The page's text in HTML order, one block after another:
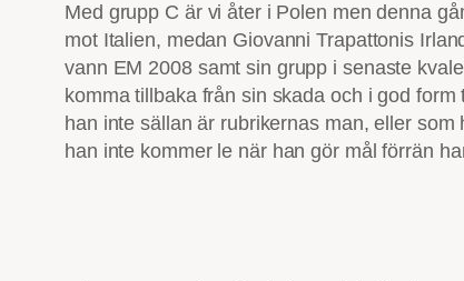
Med grupp C är vi åter i Polen men denna
mot Italien, medan Giovanni Trapattonis
vann EM 2008 samt sin grupp i senaste
komma tillbaka från sin skada och i god
han inte sällan är rubrikernas man, eller
han inte kommer le när han gör mål förrän